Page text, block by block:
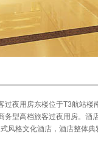
过夜用房东楼位于T3航站
型高档旅客过夜用房。
风格文化酒店，酒店整体典